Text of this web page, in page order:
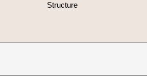
Structure